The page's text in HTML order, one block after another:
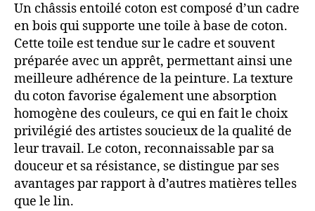
Un châssis entoilé coton est composé d’un cadre
en bois qui supporte une toile à base de coton.
Cette toile est tendue sur le cadre et souvent
préparée avec un apprêt, permettant ainsi une
meilleure adhérence de la peinture. La texture
du coton favorise également une absorption
homogène des couleurs, ce qui en fait le choix
privilégié des artistes soucieux de la qualité de
leur travail. Le coton, reconnaissable par sa
douceur et sa résistance, se distingue par ses
avantages par rapport à d’autres matières telles
que le lin.